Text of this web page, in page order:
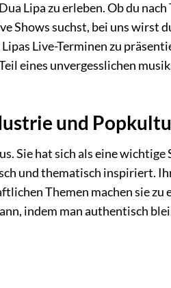
Lipa zu erleben. Ob du
Shows suchst, bei uns wirst
Live-Terminen zu
eines unvergesslichen
und
Sie hat sich als eine
und thematisch inspiriert.
Themen machen sie zu
indem man authentisch